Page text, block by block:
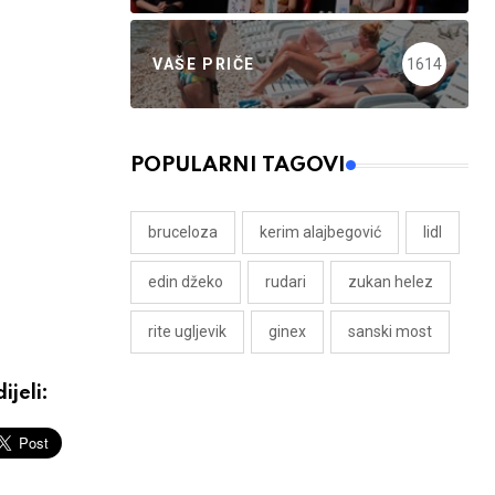
VAŠE PRIČE 1614
POPULARNI TAGOVI
bruceloza kerim alajbegović lidl
edin džeko rudari zukan helez
rite ugljevik ginex sanski most